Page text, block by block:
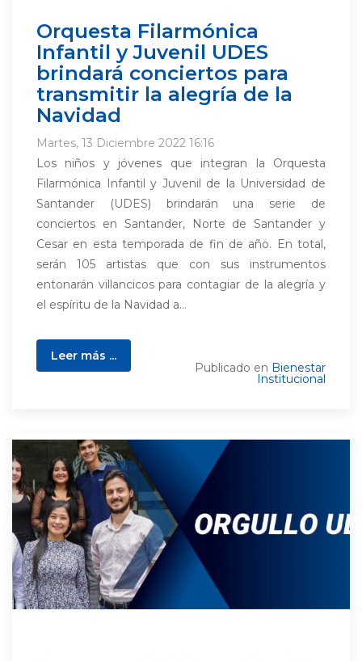
Orquesta Filarmónica
Infantil y Juvenil UDES
brindará conciertos para
transmitir la alegría de la
Navidad
Martes, 13 Diciembre 2022 16:16
Los niños y jóvenes que integran la Orquesta
Filarmónica Infantil y Juvenil de la Universidad de
Santander (UDES) brindarán una serie de
conciertos en Santander, Norte de Santander y
Cesar en esta temporada de fin de año. En total,
serán 105 artistas que con sus instrumentos
entonarán villancicos para contagiar de la alegría y
el espíritu de la Navidad a...
Leer más ...
Publicado en Bienestar
Institucional